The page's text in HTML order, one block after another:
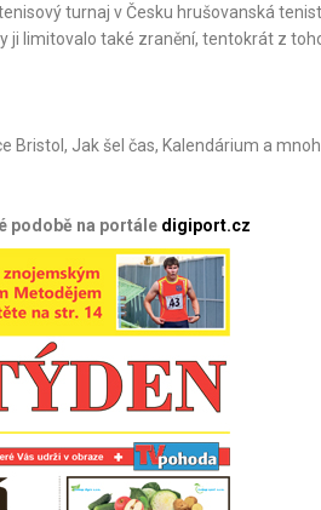
turnaj v Česku hrušovanská
ji limitovalo také zranění, tentokrát z
Bristol, Jak šel čas, Kalendárium a
podobě na portále digiport.cz